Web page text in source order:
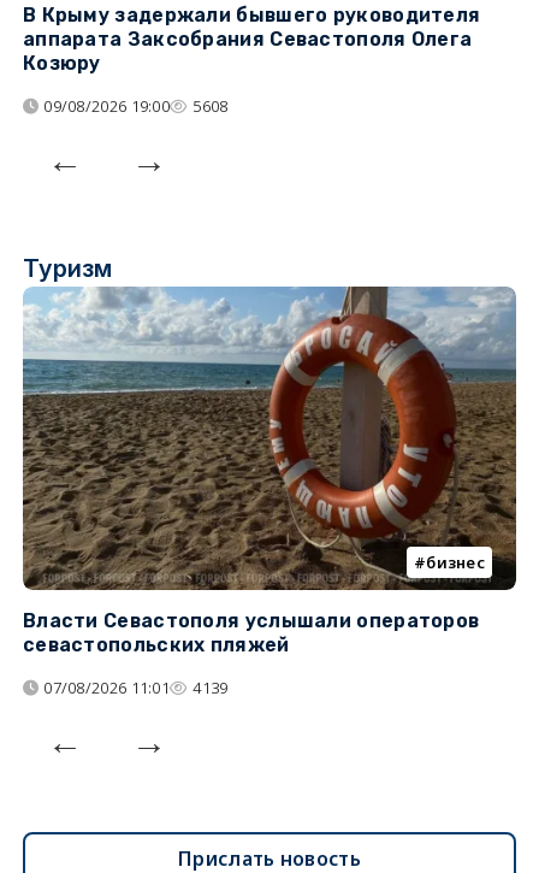
В Крыму задержали бывшего руководителя
аппарата Заксобрания Севастополя Олега
Козюру
09/08/2026 19:00 5608
Туризм
бизнес
Власти Севастополя услышали операторов
севастопольских пляжей
07/08/2026 11:01 4139
Прислать новость